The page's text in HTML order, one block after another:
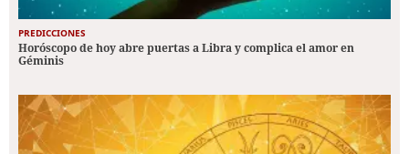
PREDICCIONES
Horóscopo de hoy abre puertas a Libra y complica el amor en
Géminis